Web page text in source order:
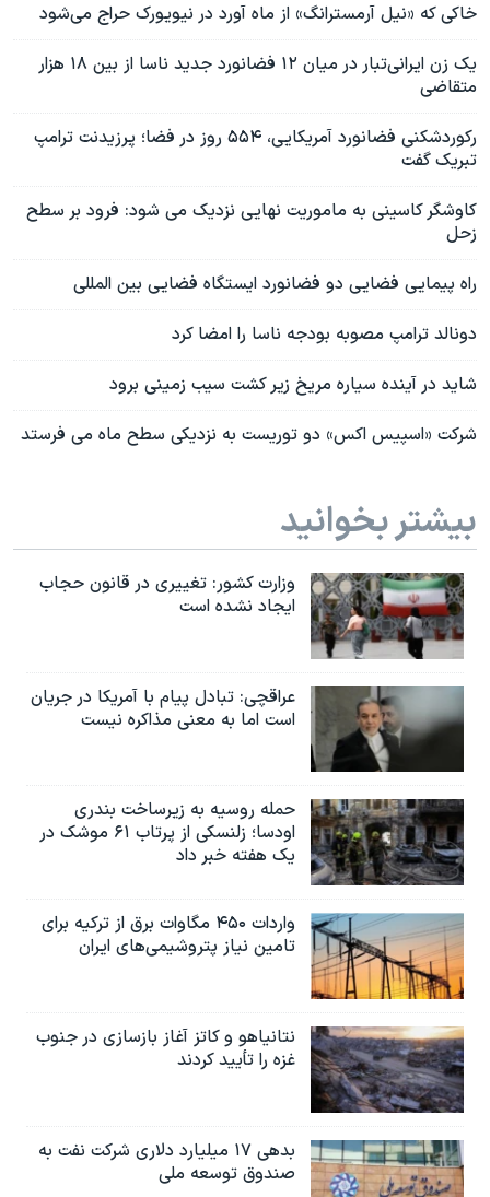
خاکی که «نیل آرمسترانگ» از ماه آورد در نیویورک حراج می‌شود
یک زن ایرانی‌تبار در میان ۱۲ فضانورد جدید ناسا از بین ۱۸ هزار
متقاضی
رکوردشکنی فضانورد آمریکایی، ۵۵۴ روز در فضا؛ پرزیدنت ترامپ
تبریک گفت
کاوشگر کاسینی به ماموریت نهایی نزدیک می شود: فرود بر سطح
زحل
راه پیمایی فضایی دو فضانورد ایستگاه فضایی بین المللی
دونالد ترامپ مصوبه بودجه ناسا را امضا کرد
شاید در آینده سیاره مریخ زیر کشت سیب زمینی برود
شرکت «اسپیس اکس» دو توریست به نزدیکی سطح ماه می فرستد
بیشتر بخوانید
وزارت کشور: تغییری در قانون حجاب
ایجاد نشده است
عراقچی: تبادل پیام با آمریکا در جریان
است اما به معنی مذاکره نیست
حمله روسیه به زیرساخت بندری
اودسا؛ زلنسکی از پرتاب ۶۱ موشک در
یک هفته خبر داد
واردات ۴۵۰ مگاوات برق از ترکیه برای
تامین نیاز پتروشیمی‌های ایران
نتانیاهو و کاتز آغاز بازسازی در جنوب
غزه را تأیید کردند
بدهی ۱۷ میلیارد دلاری شرکت نفت به
صندوق توسعه ملی